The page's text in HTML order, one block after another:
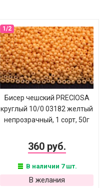
Бисер чешский PRECIOSA
круглый 10/0 03182 желтый
непрозрачный, 1 сорт, 50г
360 руб.
В наличии 7 шт.
В желания